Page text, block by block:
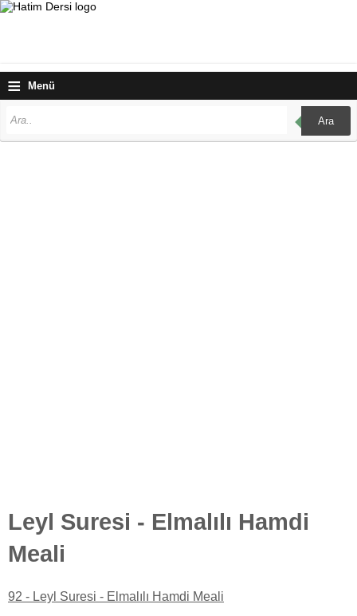
≡ Menü
Ara
Leyl Suresi - Elmalılı Hamdi
Meali
92 - Leyl Suresi - Elmalılı Hamdi Meali